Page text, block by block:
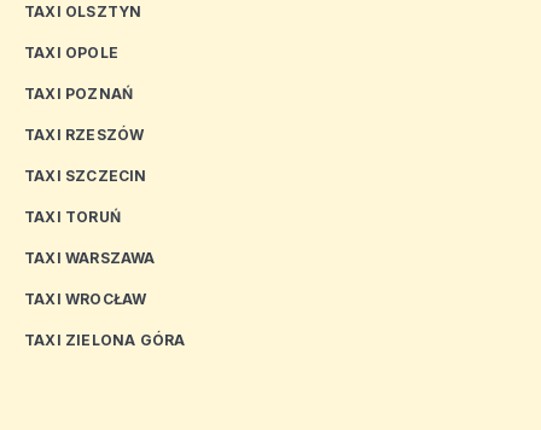
TAXI OLSZTYN
TAXI OPOLE
TAXI POZNAŃ
TAXI RZESZÓW
TAXI SZCZECIN
TAXI TORUŃ
TAXI WARSZAWA
TAXI WROCŁAW
TAXI ZIELONA GÓRA